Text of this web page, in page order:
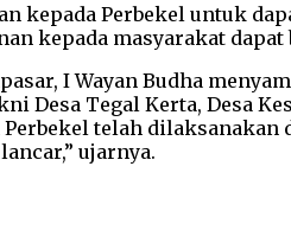
kepada Perbekel untuk
kepada masyarakat dapat
I Wayan Budha
Desa Tegal Kerta, Desa
telah
ujarnya.